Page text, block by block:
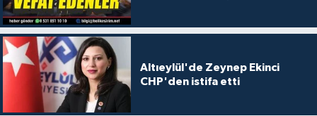
Altıeylül'de Zeynep Ekinci
CHP'den istifa etti